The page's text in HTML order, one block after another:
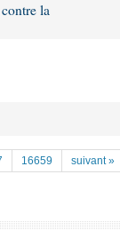
la
16659 suivant »